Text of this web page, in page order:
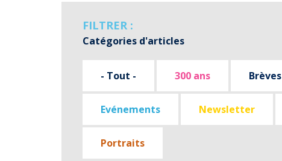
FILTRER :
Catégories d'articles
- Tout - 300 ans Brèves
Evénements Newsletter
Portraits